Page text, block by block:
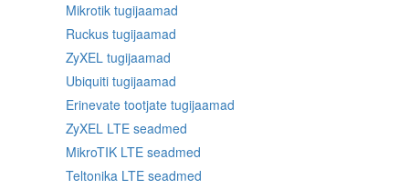
Mikrotik tugijaamad
Ruckus tugijaamad
ZyXEL tugijaamad
Ubiquiti tugijaamad
Erinevate tootjate tugijaamad
ZyXEL LTE seadmed
MikroTIK LTE seadmed
Teltonika LTE seadmed